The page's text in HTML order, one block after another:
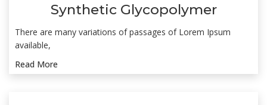
Synthetic Glycopolymer
There are many variations of passages of Lorem Ipsum
available,
Read More